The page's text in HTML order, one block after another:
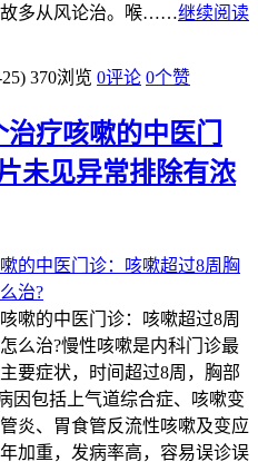
故多从风论治。喉……继续阅读
370浏览 0评论 0个赞
疗咳嗽的中医门
未见异常排除有浓
的中医门诊：咳嗽超过8周
么治?慢性咳嗽是内科门诊最
要症状，时间超过8周，胸部
因包括上气道综合症、咳嗽变
炎、胃食管反流性咳嗽及变应
加重，发病率高，容易误诊误